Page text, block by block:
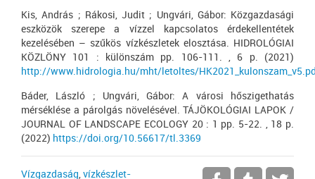
Kis, András ; Rákosi, Judit ; Ungvári, Gábor: Közgazdasági
eszközök szerepe a vízzel kapcsolatos érdekellentétek
kezelésében – szűkös vízkészletek elosztása. HIDROLÓGIAI
KÖZLÖNY 101 : különszám pp. 106-111. , 6 p. (2021)
http://www.hidrologia.hu/mht/letoltes/
Báder, László ; Ungvári, Gábor: A városi hőszigethatás
mérséklése a párolgás növelésével. TÁJÖKOLÓGIAI LAPOK /
JOURNAL OF LANDSCAPE ECOLOGY 20 : 1 pp. 5-22. , 18 p.
(2022) https://doi.org/10.56617/tl.3369
Vízgazdaság,vízkészlet-